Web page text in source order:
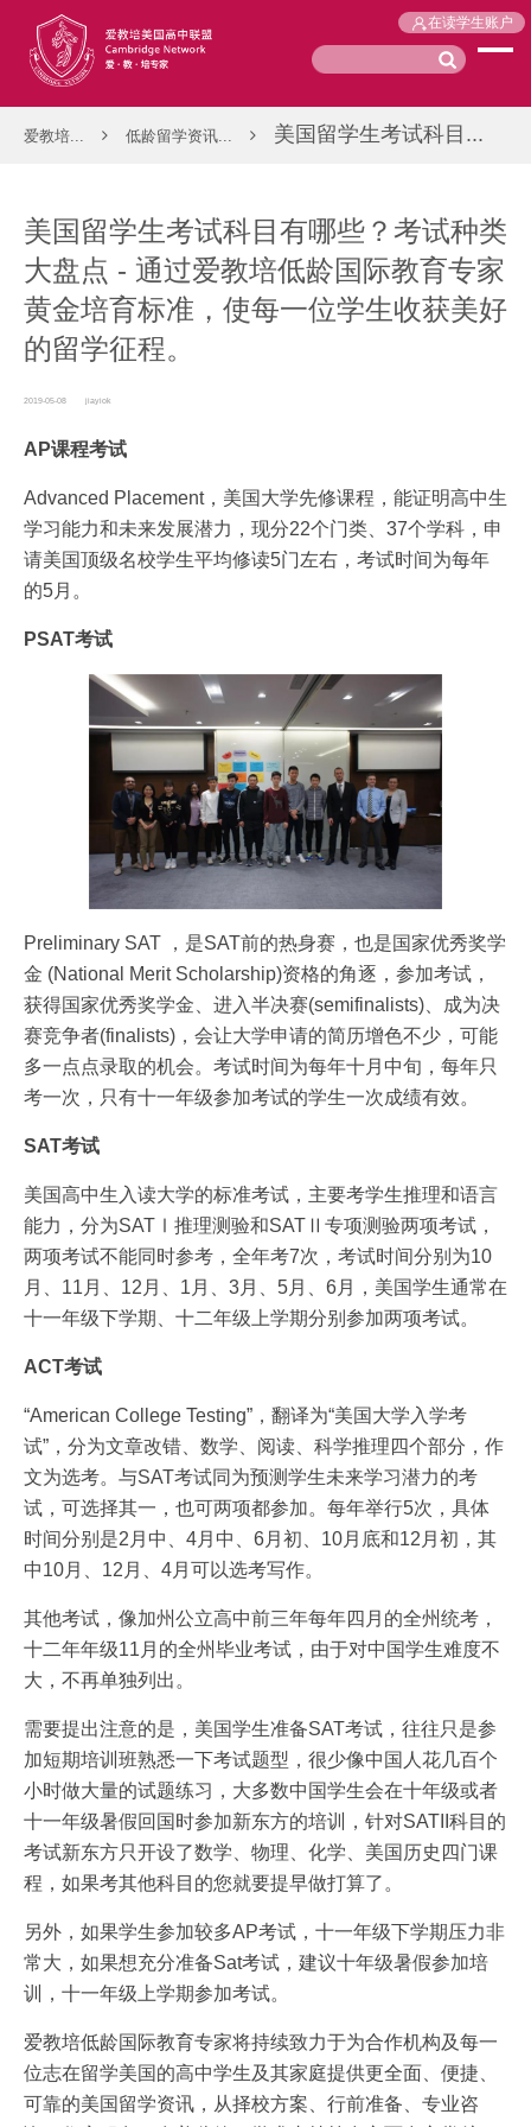
在读学生账户
爱教培... 低龄留学资讯... 美国留学生考试科目...
美国留学生考试科目有哪些？考试种类
大盘点 - 通过爱教培低龄国际教育专家
黄金培育标准，使每一位学生收获美好
的留学征程。
2019-05-08 jiayiok
AP课程考试
Advanced Placement，美国大学先修课程，能证明高中生
学习能力和未来发展潜力，现分22个门类、37个学科，申
请美国顶级名校学生平均修读5门左右，考试时间为每年
的5月。
PSAT考试
Preliminary SAT ，是SAT前的热身赛，也是国家优秀奖学
金 (National Merit Scholarship)资格的角逐，参加考试，
获得国家优秀奖学金、进入半决赛(semifinalists)、成为决
赛竞争者(finalists)，会让大学申请的简历增色不少，可能
多一点点录取的机会。考试时间为每年十月中旬，每年只
考一次，只有十一年级参加考试的学生一次成绩有效。
SAT考试
美国高中生入读大学的标准考试，主要考学生推理和语言
能力，分为SATⅠ推理测验和SATⅡ专项测验两项考试，
两项考试不能同时参考，全年考7次，考试时间分别为10
月、11月、12月、1月、3月、5月、6月，美国学生通常在
十一年级下学期、十二年级上学期分别参加两项考试。
ACT考试
“American College Testing”，翻译为“美国大学入学考
试”，分为文章改错、数学、阅读、科学推理四个部分，作
文为选考。与SAT考试同为预测学生未来学习潜力的考
试，可选择其一，也可两项都参加。每年举行5次，具体
时间分别是2月中、4月中、6月初、10月底和12月初，其
中10月、12月、4月可以选考写作。
其他考试，像加州公立高中前三年每年四月的全州统考，
十二年年级11月的全州毕业考试，由于对中国学生难度不
大，不再单独列出。
需要提出注意的是，美国学生准备SAT考试，往往只是参
加短期培训班熟悉一下考试题型，很少像中国人花几百个
小时做大量的试题练习，大多数中国学生会在十年级或者
十一年级暑假回国时参加新东方的培训，针对SATII科目的
考试新东方只开设了数学、物理、化学、美国历史四门课
程，如果考其他科目的您就要提早做打算了。
另外，如果学生参加较多AP考试，十一年级下学期压力非
常大，如果想充分准备Sat考试，建议十年级暑假参加培
训，十一年级上学期参加考试。
爱教培低龄国际教育专家将持续致力于为合作机构及每一
位志在留学美国的高中学生及其家庭提供更全面、便捷、
可靠的美国留学资讯，从择校方案、行前准备、专业咨